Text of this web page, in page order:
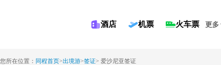
酒店 机票 火车票 更多
您所在位置： 同程首页>出境游>签证> 爱沙尼亚签证